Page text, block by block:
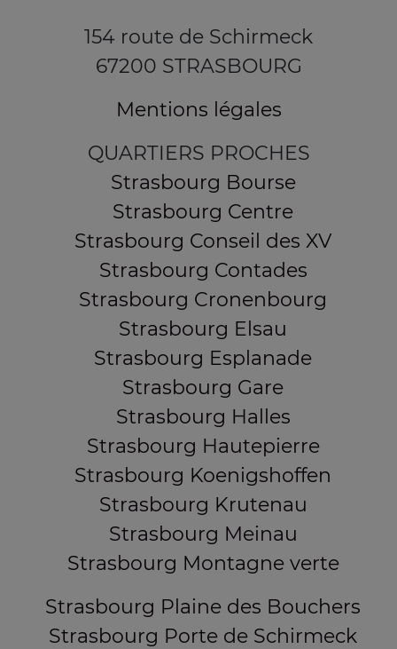
154 route de Schirmeck
67200 STRASBOURG
Mentions légales
QUARTIERS PROCHES
Strasbourg Bourse
Strasbourg Centre
Strasbourg Conseil des XV
Strasbourg Contades
Strasbourg Cronenbourg
Strasbourg Elsau
Strasbourg Esplanade
Strasbourg Gare
Strasbourg Halles
Strasbourg Hautepierre
Strasbourg Koenigshoffen
Strasbourg Krutenau
Strasbourg Meinau
Strasbourg Montagne verte
Strasbourg Plaine des Bouchers
Strasbourg Porte de Schirmeck